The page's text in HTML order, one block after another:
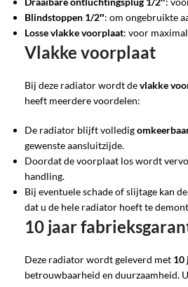
Blindstoppen 1/2″: om ongebruikte
Losse vlakke voorplaat: voor
Vlakke voorplaat
Bij deze radiator wordt devlakke
heeft meerdere voordelen:
De radiator blijft volledig
gewenste aansluitzijde.
Doordat de voorplaat los wordt
handling.
Bij eventuele schade of slijtage kan
dat u de hele radiator hoeft te
10 jaar
Deze radiator wordt geleverd met 10
betrouwbaarheid en duurzaamheid.